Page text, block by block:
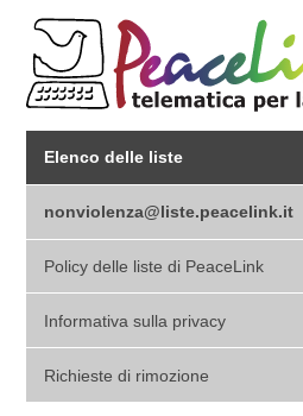
Elenco delle liste
nonviolenza@liste.peacelink.it
Policy delle liste di PeaceLink
Informativa sulla privacy
Richieste di rimozione